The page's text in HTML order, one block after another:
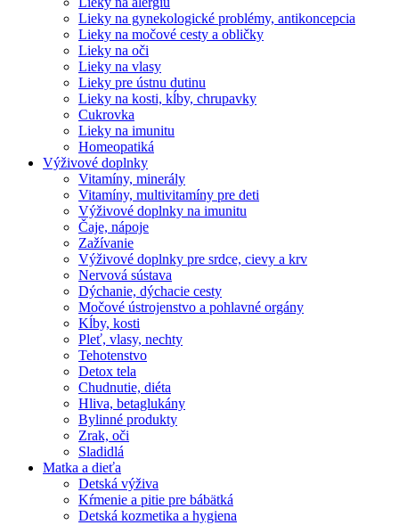
Lieky na gynekologické problémy, antikoncepcia
Lieky na močové cesty a obličky
Lieky na oči
Lieky na vlasy
Lieky pre ústnu dutinu
Lieky na kosti, kĺby, chrupavky
Cukrovka
Lieky na imunitu
Homeopatiká
Výživové doplnky
Vitamíny, minerály
Vitamíny, multivitamíny pre deti
Výživové doplnky na imunitu
Čaje, nápoje
Zažívanie
Výživové doplnky pre srdce, cievy a krv
Nervová sústava
Dýchanie, dýchacie cesty
Močové ústrojenstvo a pohlavné orgány
Kĺby, kosti
Pleť, vlasy, nechty
Tehotenstvo
Detox tela
Chudnutie, diéta
Hliva, betaglukány
Bylinné produkty
Zrak, oči
Sladidlá
Matka a dieťa
Detská výživa
Kŕmenie a pitie pre bábätká
Detská kozmetika a hygiena